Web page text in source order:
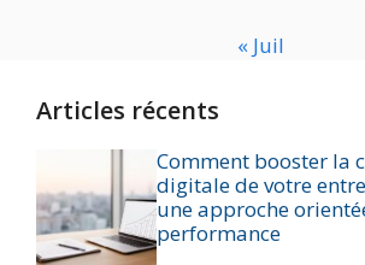
« Juil
Articles récents
Comment booster la
digitale de votre
une approche
performance